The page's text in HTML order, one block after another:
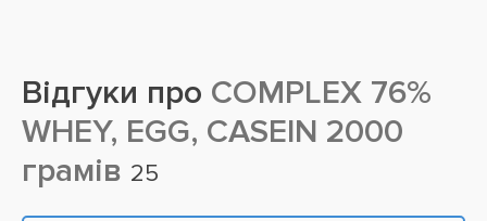
Відгуки про COMPLEX 76%
WHEY, EGG, CASEIN 2000
грамів 25